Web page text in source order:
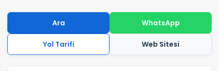
Ara WhatsApp
Yol Tarifi Web Sitesi